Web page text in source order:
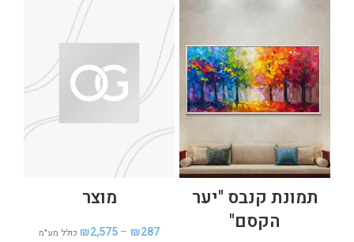
מופשט שקוף חום
ירח אפריקאיות פרפרים
זהב עצים נמר
ורוד איילים
תמונת קנבס "יער
הקסם"
מוצר
₪287
–
₪2,575 כולל מע"מ